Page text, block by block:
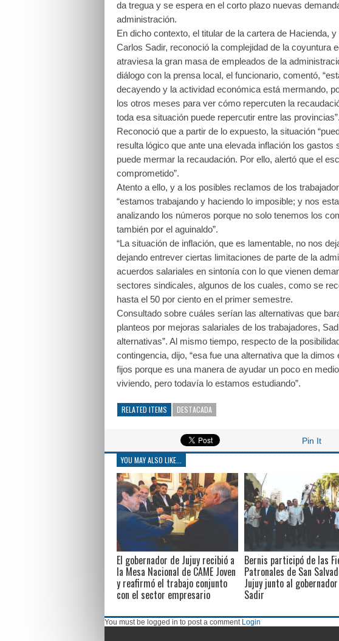
da tregua y se espera en el corto plazo nuevas
administración.
En dicho contexto, el titular de la cartera de Hacienda,
Carlos Sadir, reconoció la complejidad de la coyuntura
atraviesa la gran masa de empleados de la
diálogo con la prensa local, el funcionario, comentó,
decayendo y la actividad económica está mermando,
los otros meses para ver cómo repercuten la
toda esa situación puede repercutir entre las provincias”.
Reconoció que a partir de lo expuesto, la situación
resulta lógico que ante una elevada inflación los
puede mermar la recaudación. Por ello, alertó que el
comprometido”.
Atento a ello, y a los posibles reclamos de los
“estamos trabajando y haciendo lo imposible; y nos
analizando los números porque no solo tenemos los
también por el aguinaldo”.
“La situación de inflación, que es lamentable, no nos
dejando entrever ciertas limitaciones de parte de la
acuerdos salariales en sintonía con lo que vienen
sectores sindicales, algunos de los cuales, como se
hasta el 50 por ciento en el primer semestre.
Consultado sobre cuáles serían las alternativas que
planteos por mejoras salariales de los trabajadores,
alternativas”. Al mismo tiempo, respecto de la
contingencia, dijo, “esa fue una alternativa que la
fijos porque es una manera de ayudar un poco en
viviendo, pero todavía lo estamos estudiando”.
RELATED ITEMS DESTACADA
Pin It
YOU MAY ALSO LIKE...
El gobernador de Jujuy recibió a
la Mesa Nacional de CAME Joven
y reafirmó el trabajo conjunto
con el sector empresario
Bernis participó de las
Patronales de San
Jujuy junto al
Sadir
You must be logged in to post a comment Login